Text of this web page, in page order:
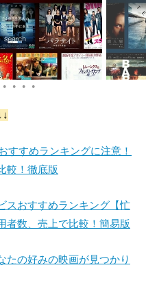
● ● ● ●
すすめランキングに注意！
較！徹底版
スおすすめランキング【忙
者数、売上で比較！簡易版
たの好みの映画が見つかり